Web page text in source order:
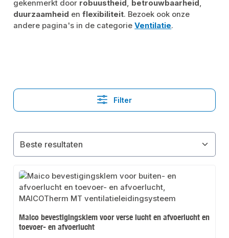
gekenmerkt door robuustheid, betrouwbaarheid,
duurzaamheid enflexibiliteit. Bezoek ook onze
andere pagina's in de categorieVentilatie.
Filter
Maico bevestigingsklem voor verse lucht en afvoerlucht en
toevoer- en afvoerlucht